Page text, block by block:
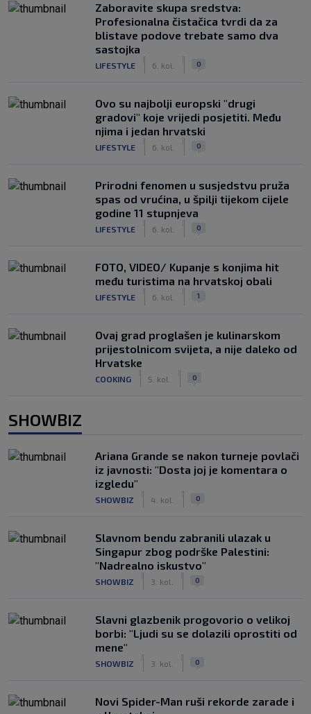
Zaboravite skupa sredstva:
Profesionalna čistačica tvrdi da za
blistave podove trebate samo dva
sastojka
LIFESTYLE 6. kol. 0
Ovo su najbolji europski "drugi
gradovi" koje vrijedi posjetiti. Među
njima i jedan hrvatski
LIFESTYLE 6. kol. 0
Prirodni fenomen u susjedstvu pruža
spas od vrućina, u špilji tijekom cijele
godine 11 stupnjeva
LIFESTYLE 6. kol. 0
FOTO, VIDEO/ Kupanje s konjima hit
među turistima na hrvatskoj obali
LIFESTYLE 6. kol. 1
Ovaj grad proglašen je kulinarskom
prijestolnicom svijeta, a nije daleko od
Hrvatske
COOKING 5. kol. 0
SHOWBIZ
Ariana Grande se nakon turneje povlači
iz javnosti: "Dosta joj je komentara o
izgledu"
SHOWBIZ 4. kol. 0
Slavnom bendu zabranili ulazak u
Singapur zbog podrške Palestini:
"Nadrealno iskustvo"
SHOWBIZ 3. kol. 0
Slavni glazbenik progovorio o velikoj
borbi: "Ljudi su se dolazili oprostiti od
mene"
SHOWBIZ 3. kol. 0
Novi Spider-Man ruši rekorde zarade i